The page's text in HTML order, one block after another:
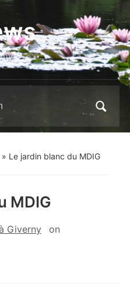
Le jardin blanc du MDIG
MDIG
Giverny on